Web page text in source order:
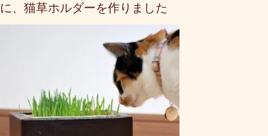
に、猫草ホルダーを作りました